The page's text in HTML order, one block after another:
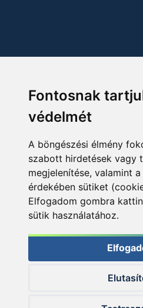
Fontosnak
védelmét
A böngészési élmény
szabott hirdetések vagy
megjelenítése, valamint
érdekében sütiket
Elfogadom gombra
sütik használatához.